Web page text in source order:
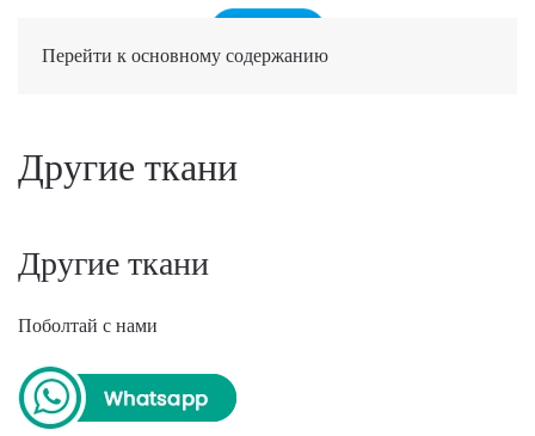
Перейти к основному содержанию
Другие ткани
Другие ткани
Поболтай с нами